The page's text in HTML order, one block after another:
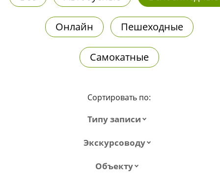
Онлайн Пешеходные
Самокатные
Сортировать по:
Типу записи
Экскурсоводу
Объекту